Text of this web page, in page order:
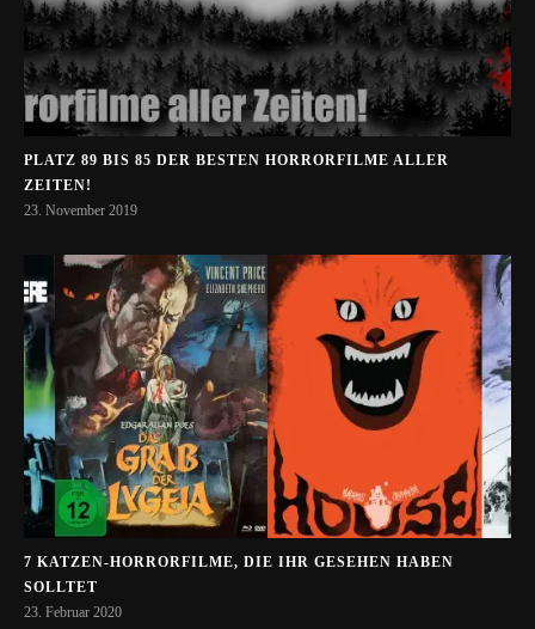
PLATZ 89 BIS 85 DER BESTEN HORRORFILME ALLER
ZEITEN!
23. November 2019
7 KATZEN-HORRORFILME, DIE IHR GESEHEN HABEN
SOLLTET
23. Februar 2020